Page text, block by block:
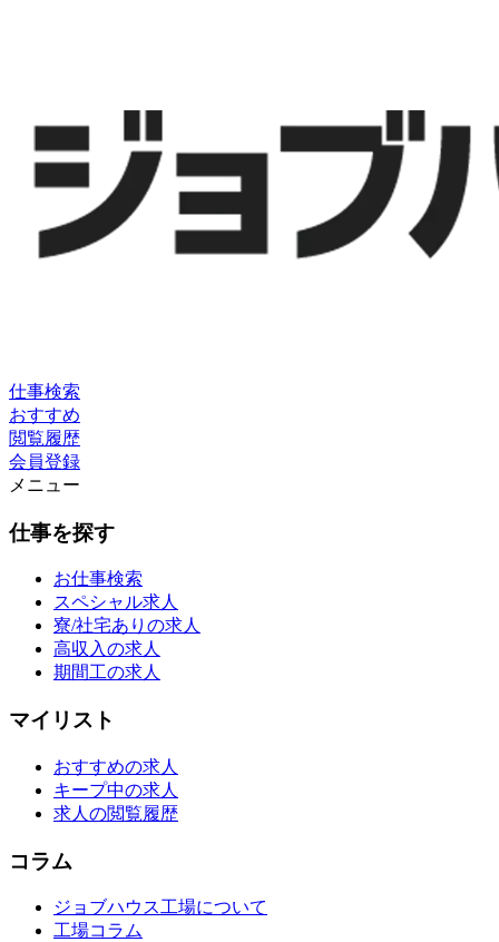
仕事検索
おすすめ
閲覧履歴
会員登録
メニュー
仕事を探す
お仕事検索
スペシャル求人
寮/社宅ありの求人
高収入の求人
期間工の求人
マイリスト
おすすめの求人
キープ中の求人
求人の閲覧履歴
コラム
ジョブハウス工場について
工場コラム